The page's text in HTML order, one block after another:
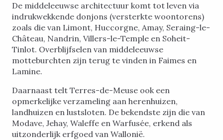
De middeleeuwse architectuur komt tot leven via
indrukwekkende donjons (versterkte woontorens)
zoals die van Limont, Huccorgne, Amay, Seraing-le-
Château, Nandrin, Villers-le-Temple en Soheit-
Tinlot. Overblijfselen van middeleeuwse
motteburchten zijn terug te vinden in Faimes en
Lamine.
Daarnaast telt Terres-de-Meuse ook een
opmerkelijke verzameling aan herenhuizen,
landhuizen en lustsloten. De bekendste zijn die van
Modave, Jehay, Waleffe en Warfusée, erkend als
uitzonderlijk erfgoed van Wallonië.